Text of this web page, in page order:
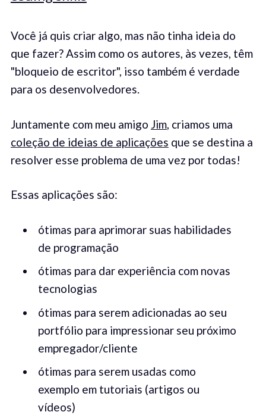
Você já quis criar algo, mas não tinha ideia do
que fazer? Assim como os autores, às vezes, têm
"bloqueio de escritor", isso também é verdade
para os desenvolvedores.
Juntamente com meu amigo Jim, criamos uma
coleção de ideias de aplicações que se destina a
resolver esse problema de uma vez por todas!
Essas aplicações são:
ótimas para aprimorar suas habilidades
de programação
ótimas para dar experiência com novas
tecnologias
ótimas para serem adicionadas ao seu
portfólio para impressionar seu próximo
empregador/cliente
ótimas para serem usadas como
exemplo em tutoriais (artigos ou
vídeos)